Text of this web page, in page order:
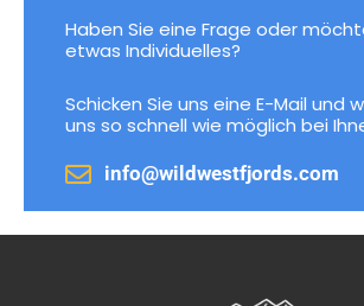
Haben Sie eine Frage oder
etwas Individuelles?
Schicken Sie uns eine E-Mail und
uns so schnell wie möglich bei
info@wildwestfjords.com